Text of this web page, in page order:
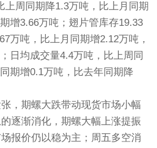
上周同期降1.3万吨，比上月同期
增3.66万吨；翅片管库存19.33
万吨，比上月同期增2.12万吨，
日均成交量4.4万吨，比上周同
期增0.1万吨，比去年同期降
，期螺大跌带动现货市场小幅
逐渐消化，期螺大幅上涨提振
报价仍以稳为主；周五多空消